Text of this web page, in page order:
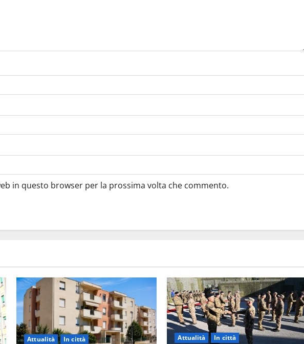
in questo browser per la prossima volta che commento.
Attualità In città Attualità In città